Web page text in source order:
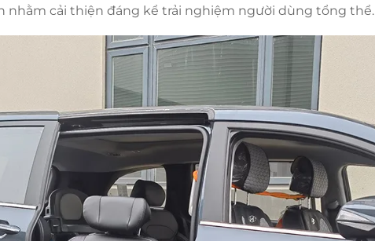
nhằm cải thiện đáng kể trải nghiệm người dùng tổng thể.